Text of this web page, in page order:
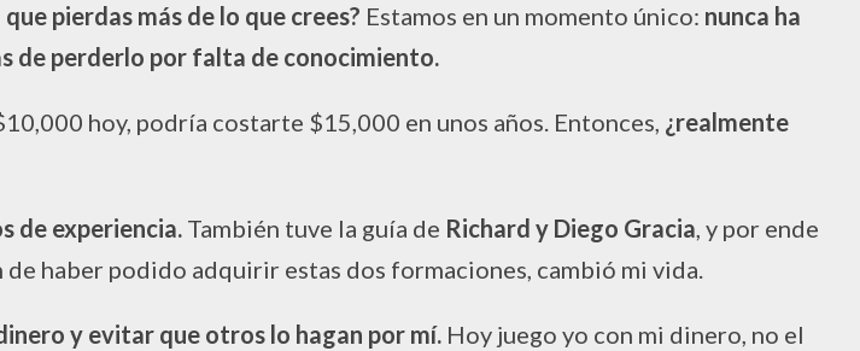
pierdas más de lo que crees? Estamos en un momento único: nunca ha
de perderlo por falta de conocimiento.
hoy, podría costarte $15,000 en unos años. Entonces, ¿realmente
de experiencia. También tuve la guía de Richard y Diego Gracia, y por ende
haber podido adquirir estas dos formaciones, cambió mi vida.
y evitar que otros lo hagan por mí. Hoy juego yo con mi dinero, no el